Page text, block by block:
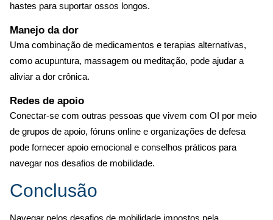
hastes para suportar ossos longos.
Manejo da dor
Uma combinação de medicamentos e terapias alternativas,
como acupuntura, massagem ou meditação, pode ajudar a
aliviar a dor crônica.
Redes de apoio
Conectar-se com outras pessoas que vivem com OI por meio
de grupos de apoio, fóruns online e organizações de defesa
pode fornecer apoio emocional e conselhos práticos para
navegar nos desafios de mobilidade.
Conclusão
Navegar pelos desafios de mobilidade impostos pela